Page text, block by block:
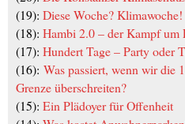
(19): Diese Woche? Klimawoche!
(18): Hambi 2.0 – der Kampf um
(17): Hundert Tage – Party oder
(16): Was passiert, wenn wir die
Grenze überschreiten?
(15): Ein Plädoyer für Offenheit